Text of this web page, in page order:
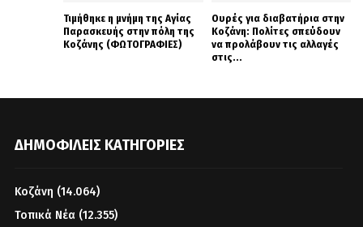
Τιμήθηκε η μνήμη της Αγίας
Παρασκευής στην πόλη της
Κοζάνης (ΦΩΤΟΓΡΑΦΙΕΣ)
Ουρές για διαβατήρια στην
Κοζάνη: Πολίτες σπεύδουν
να προλάβουν τις αλλαγές
στις...
ΔΗΜΟΦΙΛΕΊΣ ΚΑΤΗΓΟΡΊΕΣ
Κοζάνη (14.064)
Τοπικά Νέα (12.355)